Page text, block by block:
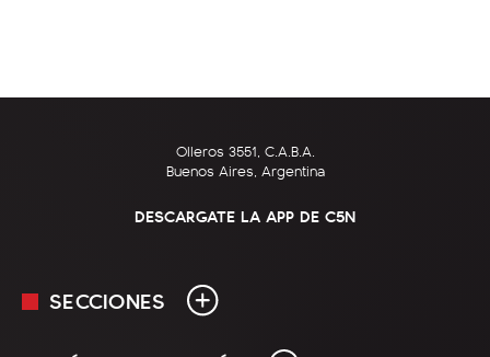
Olleros 3551, C.A.B.A.
Buenos Aires, Argentina
DESCARGATE LA APP DE C5N
SECCIONES